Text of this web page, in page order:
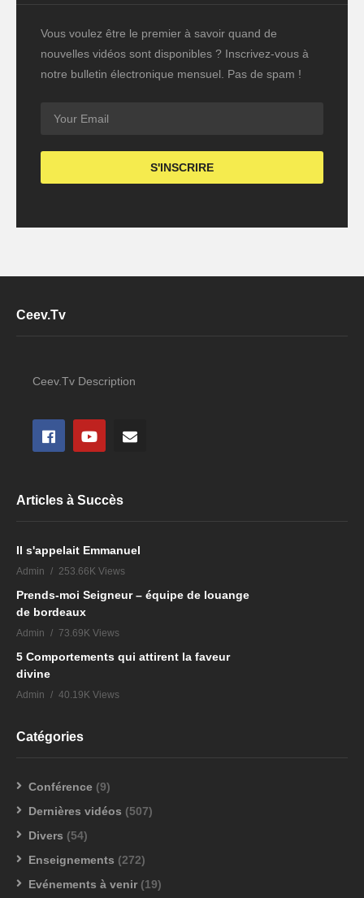
Vous voulez être le premier à savoir quand de
nouvelles vidéos sont disponibles ? Inscrivez-vous à
notre bulletin électronique mensuel. Pas de spam !
Ceev.Tv
Ceev.Tv Description
Articles à Succès
Il s'appelait Emmanuel
Admin 253.66K Views
Prends-moi Seigneur – équipe de louange
de bordeaux
Admin 73.69K Views
5 Comportements qui attirent la faveur
divine
Admin 40.19K Views
Catégories
Conférence (9)
Dernières vidéos (507)
Divers (54)
Enseignements (272)
Evénements à venir (19)